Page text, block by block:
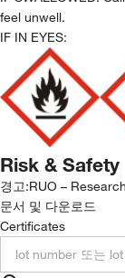
feel unwell.
IF IN EYES:
Risk & Safety
경고:RUO –
문서 및 다운로드
Certificates